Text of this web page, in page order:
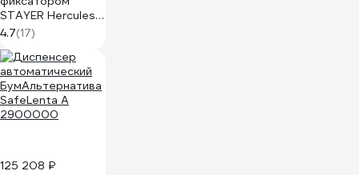
STAYER Hercules-
25 25 мм 09147
4.7(17)
125 208 ₽